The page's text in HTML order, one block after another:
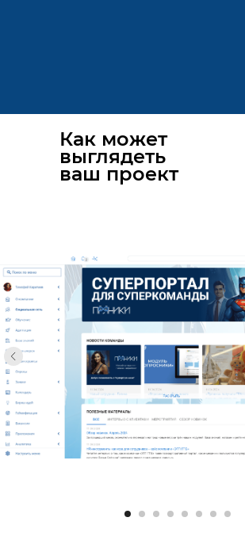
Как может
выглядеть
ваш проект